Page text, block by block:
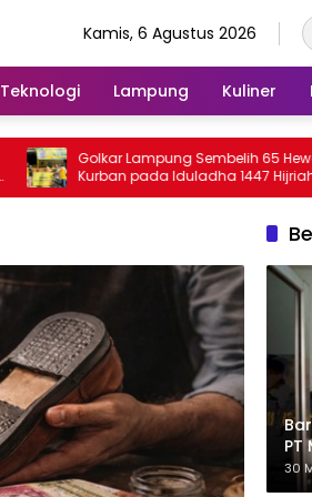
Kamis, 6 Agustus 2026
Teknologi Lampung Kuliner
Golkar Lampung Sembelih 65 Hewan
Kurban pada Iduladha 1447 Hijriah
PT
30